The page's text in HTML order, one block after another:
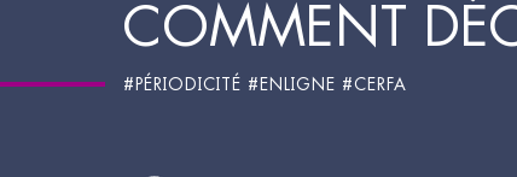
COMMENT
#PÉRIODICITÉ #ENLIGNE #CERFA